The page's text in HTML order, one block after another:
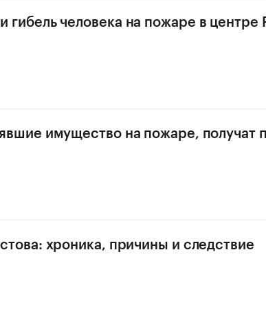
гибель человека на пожаре в центре
имущество на пожаре, получат
хроника, причины и следствие